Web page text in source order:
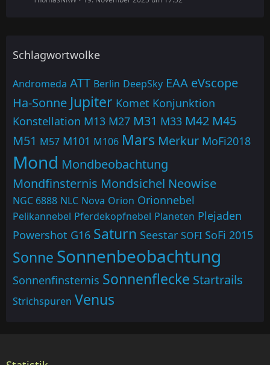
Schlagwortwolke
Andromeda ATT Berlin DeepSky EAA eVscope
Ha-Sonne Jupiter Komet Konjunktion
Konstellation M13 M27 M31 M33 M42 M45
M51 M57 M101 M106 Mars Merkur MoFi2018
Mond Mondbeobachtung
Mondfinsternis Mondsichel Neowise
NGC 6888 NLC Nova Orion Orionnebel
Pelikannebel Pferdekopfnebel Planeten Plejaden
Powershot G16 Saturn Seestar SOFI SoFi 2015
Sonne Sonnenbeobachtung
Sonnenfinsternis Sonnenflecke Startrails
Strichspuren Venus